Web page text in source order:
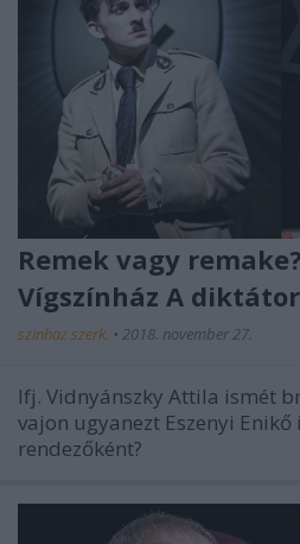
Remek vagy
Vígszínház A
szinhaz szerk. • 2018. november 27.
Ifj. Vidnyánszky Attila ismét
vajon ugyanezt Eszenyi Enikő
rendezőként?